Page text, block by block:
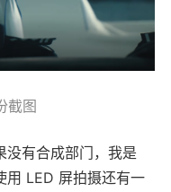
截图
没有合成部门，我是
用 LED 屏拍摄还有一